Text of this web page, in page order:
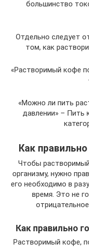
большинство
Отдельно следует
том, как
«Растворимый кофе
«Можно ли пить
давлении» – Пить
Как
Чтобы
организму, нужно
его необходимо в
время. Это не
Как правильно
Растворимый кофе,